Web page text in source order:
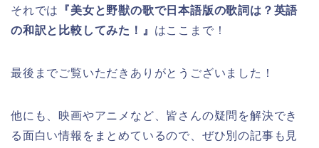
それでは
『美女と野獣の歌で日本語版の歌詞は？英語
の和訳と比較してみた！』 はここまで！
最後までご覧いただきありがとうございました！
他にも、映画やアニメなど、皆さんの疑問を解決でき
る面白い情報をまとめているので、ぜひ別の記事も見